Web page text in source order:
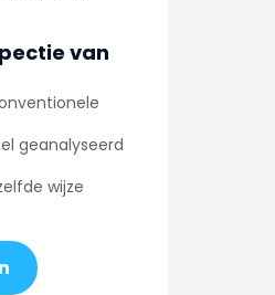
van
geanalyseerd
wijze